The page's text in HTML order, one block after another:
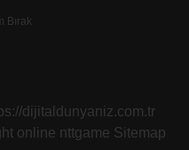
Bırak
dijitaldunyaniz.com.tr
online nttgame Sitemap